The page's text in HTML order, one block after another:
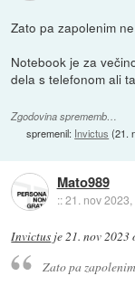
Zato pa zapolenim
Notebook je za
dela s telefonom ali
Zgodovina sprememb…
spremenil: Invictus (21.
Mato989
::21. nov 2023,
Invictus je21. nov 2023
Zato pa